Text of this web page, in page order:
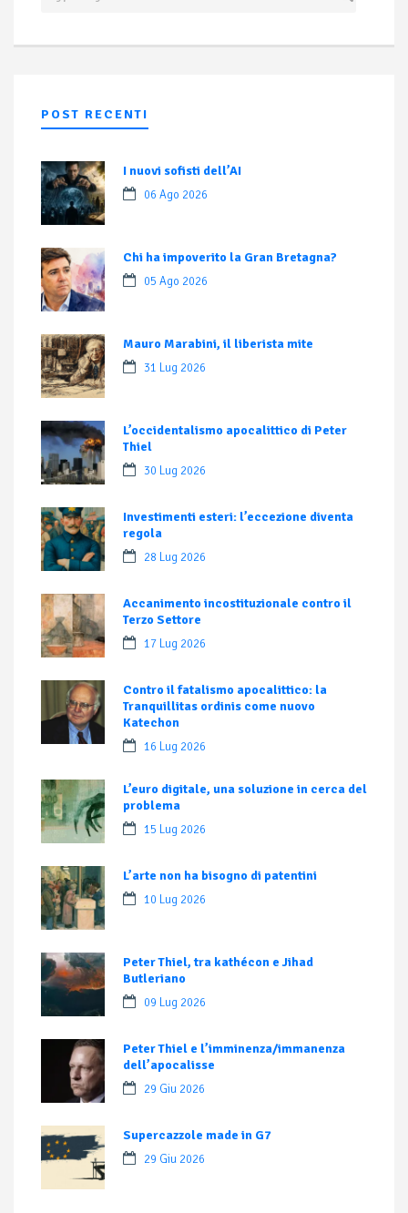
POST RECENTI
I nuovi sofisti dell’AI
06 Ago 2026
Chi ha impoverito la Gran Bretagna?
05 Ago 2026
Mauro Marabini, il liberista mite
31 Lug 2026
L’occidentalismo apocalittico di Peter
Thiel
30 Lug 2026
Investimenti esteri: l’eccezione diventa
regola
28 Lug 2026
Accanimento incostituzionale contro il
Terzo Settore
17 Lug 2026
Contro il fatalismo apocalittico: la
Tranquillitas ordinis come nuovo
Katechon
16 Lug 2026
L’euro digitale, una soluzione in cerca del
problema
15 Lug 2026
L’arte non ha bisogno di patentini
10 Lug 2026
Peter Thiel, tra kathécon e Jihad
Butleriano
09 Lug 2026
Peter Thiel e l’imminenza/immanenza
dell’apocalisse
29 Giu 2026
Supercazzole made in G7
29 Giu 2026